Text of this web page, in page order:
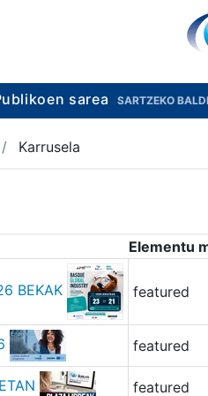
sarea SARTZEKO
Karrusela
Elementu
BEKAK featured
featured
featured